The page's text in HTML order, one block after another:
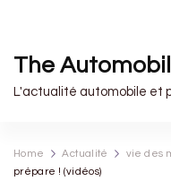
The
L'actualité automobile et
Home Actualité vie des
prépare ! (vidéos)